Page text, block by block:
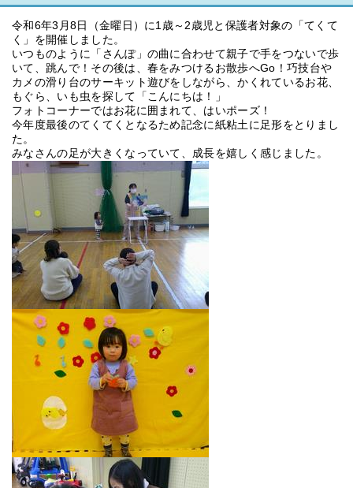
令和6年3月8日（金曜日）に1歳～2歳児と保護者対象の「てくて
く」を開催しました。
いつものように「さんぽ」の曲に合わせて親子で手をつないで歩
いて、跳んで！その後は、春をみつけるお散歩へGo！巧技台や
カメの滑り台のサーキット遊びをしながら、かくれているお花、
もぐら、いも虫を探して「こんにちは！」
フォトコーナーではお花に囲まれて、はいポーズ！
今年度最後のてくてくとなるため記念に紙粘土に足形をとりまし
た。
みなさんの足が大きくなっていて、成長を嬉しく感じました。